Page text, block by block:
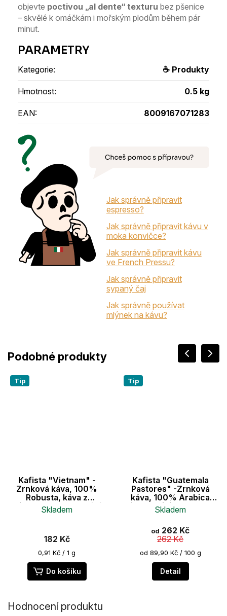
objevte poctivou „al dente“ texturu bez pšenice
– skvělé k omáčkám i mořským plodům během pár
minut.
Kategorie: ☕ Produkty
Hmotnost: 0.5 kg
EAN: 8009167071283
Jak správně připravit
espresso?
Jak správně připravit kávu v
moka konvičce?
Jak správně připravit kávu
ve French Pressu?
Jak správně připravit
sypaný čaj
Jak správně používat
mlýnek na kávu?
Tip
Kafista "Vietnam" -
Zrnková káva, 100%
Robusta, káva z
Vietnamu, Zpracování
Wet Polished
Skladem
182 Kč
Měrná
cena:
0,91 Kč / 1 g
Do košíku
Tip
Kafista "Guatemala
Pastores" -Zrnková
káva, 100% Arabica
Single Origin Espresso
Káva, Pražená v Itálii
hodnocení
produktu
je
5,0
5
Skladem
od 262 Kč
262 Kč
Měrná
cena:
od 89,90 Kč / 100 g
Detail
Hodnocení produktu